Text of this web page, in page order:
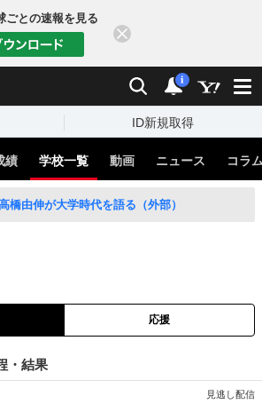
との速報を見る
検索 通知
i
ID新規取得
績 学校一覧 動画 ニュース コラ
橋由伸が大学時代を語る（外部）
応援
・結果
見逃し配信